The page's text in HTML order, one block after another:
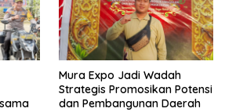
Mura Expo Jadi Wadah
Strategis Promosikan Potensi
dan Pembangunan Daerah